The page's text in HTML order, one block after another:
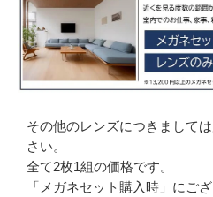
その他のレンズにつきまして
さい。
全て2枚1組の価格です。
「メガネセット購入時」にご